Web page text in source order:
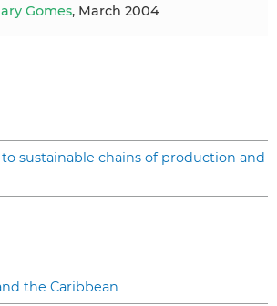
Gomes, March 2004
sustainable chains of production and
the Caribbean